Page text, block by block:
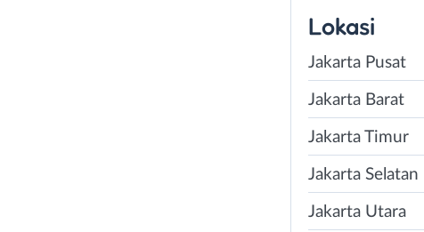
Lokasi
Jakarta Pusat
Jakarta Barat
Jakarta Timur
Jakarta Selatan
Jakarta Utara